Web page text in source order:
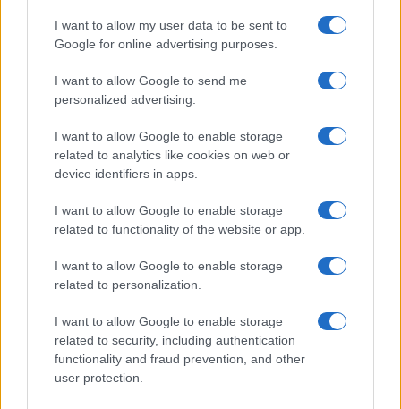
I want to allow my user data to be sent to
Google for online advertising purposes.
I want to allow Google to send me
personalized advertising.
I want to allow Google to enable storage
related to analytics like cookies on web or
device identifiers in apps.
I want to allow Google to enable storage
related to functionality of the website or app.
I want to allow Google to enable storage
related to personalization.
I want to allow Google to enable storage
related to security, including authentication
functionality and fraud prevention, and other
user protection.
Salmo finisce in ospedale a Catania, ma il tour
va avanti: “Sicilia, ci sono”
Jovanotti, Gabry Ponte e Alfa: Olbia ombelico del
mondo per una notte
Giorgia Meloni a La Maddalena, la vicesindaco:
“Orgoglio e discrezione per visita privata̶…
Incendio nella notte a Olbia, a fuoco due furgoni